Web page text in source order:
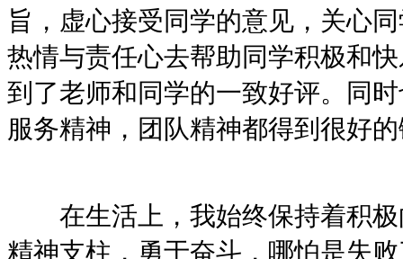
旨，虚心接受同学的意见，关心
热情与责任心去帮助同学积极和
到了老师和同学的一致好评。同
服务精神，团队精神都得到很好
在生活上，我始终保持着积极
精神支柱，勇于奋斗，哪怕是失